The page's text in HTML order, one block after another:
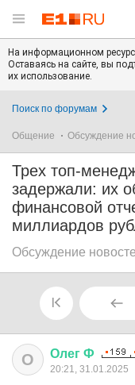
На информационном
Оставаясь на сайте, вы
их использование.
Поиск по форумам
Общение Обсуждение
Трех топ-
задержали: их
финансовой
миллиардов
Обсуждение
О Олег Ф
20:21, 31.01.2025